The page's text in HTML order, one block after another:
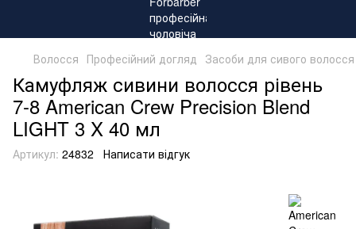
Волосся Професійний догляд Засоби для сивого волосся
Камуфляж сивини волосся рівень
7-8 American Crew Precision Blend
LIGHT 3 X 40 мл
Артикул: 24832 Написати відгук